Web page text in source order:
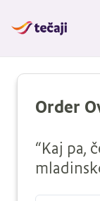
Order
“Kaj pa,